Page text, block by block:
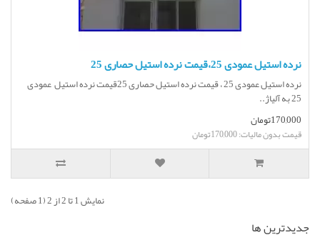
نرده استیل عمودی 25،قیمت نرده استیل حصاری 25
نرده استیل عمودی 25 ، قیمت نرده استیل حصاری 25قیمت نرده استیل عمودی
25 به آلیاژ..
170,000تومان
قیمت بدون مالیات: 170,000تومان
نمایش 1 تا 2 از 2 (1 صفحه)
جديدترين ها